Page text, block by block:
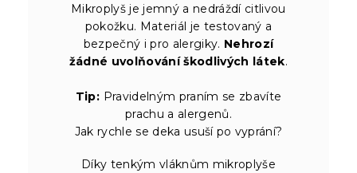
Mikroplyš je jemný a nedráždí citlivou
pokožku. Materiál je testovaný a
bezpečný i pro alergiky. Nehrozí
žádné uvolňování škodlivých látek.
Tip: Pravidelným praním se zbavíte
prachu a alergenů.
Jak rychle se deka usuší po vyprání?
Díky tenkým vláknům mikroplyše